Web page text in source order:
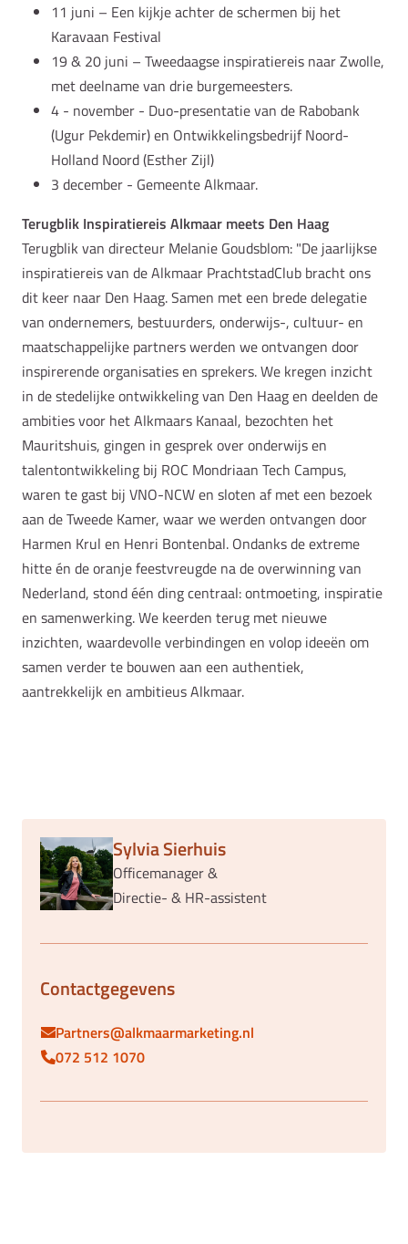
11 juni – Een kijkje achter de schermen bij het
Karavaan Festival
19 & 20 juni – Tweedaagse inspiratiereis naar Zwolle,
met deelname van drie burgemeesters.
4 - november - Duo-presentatie van de Rabobank
(Ugur Pekdemir) en Ontwikkelingsbedrijf Noord-
Holland Noord (Esther Zijl)
3 december - Gemeente Alkmaar.
Terugblik Inspiratiereis Alkmaar meets Den Haag
Terugblik van directeur Melanie Goudsblom: "De jaarlijkse
inspiratiereis van de Alkmaar PrachtstadClub bracht ons
dit keer naar Den Haag. Samen met een brede delegatie
van ondernemers, bestuurders, onderwijs-, cultuur- en
maatschappelijke partners werden we ontvangen door
inspirerende organisaties en sprekers. We kregen inzicht
in de stedelijke ontwikkeling van Den Haag en deelden de
ambities voor het Alkmaars Kanaal, bezochten het
Mauritshuis, gingen in gesprek over onderwijs en
talentontwikkeling bij ROC Mondriaan Tech Campus,
waren te gast bij VNO-NCW en sloten af met een bezoek
aan de Tweede Kamer, waar we werden ontvangen door
Harmen Krul en Henri Bontenbal. Ondanks de extreme
hitte én de oranje feestvreugde na de overwinning van
Nederland, stond één ding centraal: ontmoeting, inspiratie
en samenwerking. We keerden terug met nieuwe
inzichten, waardevolle verbindingen en volop ideeën om
samen verder te bouwen aan een authentiek,
aantrekkelijk en ambitieus Alkmaar.
Sylvia Sierhuis
Officemanager &
Directie- & HR-assistent
Contactgegevens
Partners@alkmaarmarketing.nl
072 512 1070